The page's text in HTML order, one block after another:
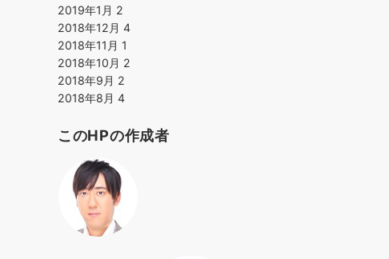
2019年1月 2
2018年12月 4
2018年11月 1
2018年10月 2
2018年9月 2
2018年8月 4
このHPの作成者